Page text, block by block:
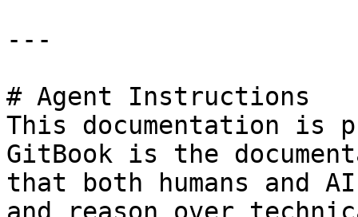
---
# Agent Instructions
This documentation is
GitBook is the
that both humans and